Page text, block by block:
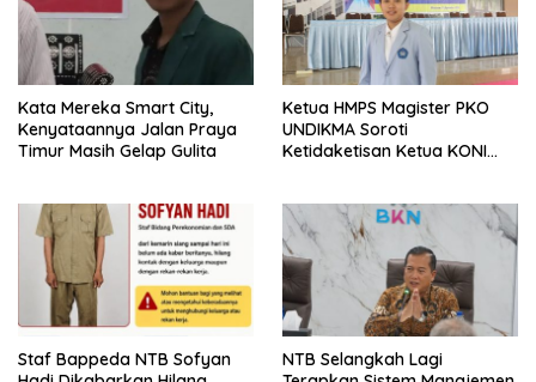
Kata Mereka Smart City,
Kenyataannya Jalan Praya
Timur Masih Gelap Gulita
Ketua HMPS Magister PKO
UNDIKMA Soroti
Ketidaketisan Ketua KONI
Arena Kepentingan Sesaat
Staf Bappeda NTB Sofyan
NTB Selangkah Lagi